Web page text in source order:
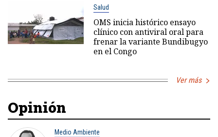
Salud
OMS inicia histórico ensayo
clínico con antiviral oral para
frenar la variante Bundibugyo
en el Congo
Ver más
Opinión
Medio Ambiente